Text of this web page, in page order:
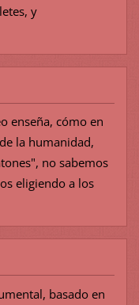
y
enseña, cómo en
la humanidad,
no sabemos
eligiendo a los
basado en